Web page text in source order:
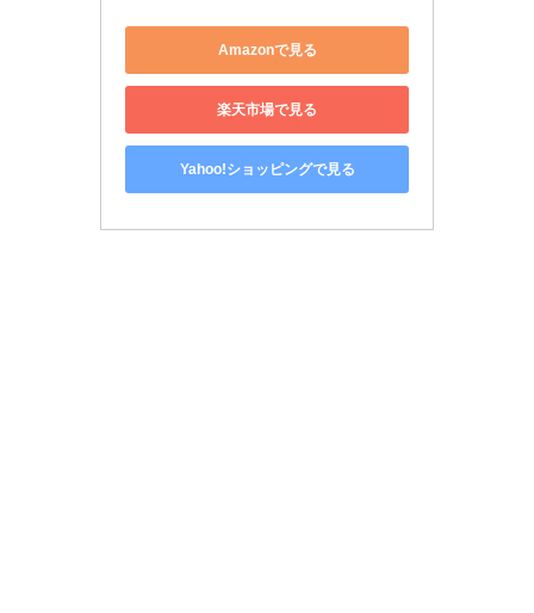
Amazonで見る
楽天市場で見る
Yahoo!ショッピングで見る